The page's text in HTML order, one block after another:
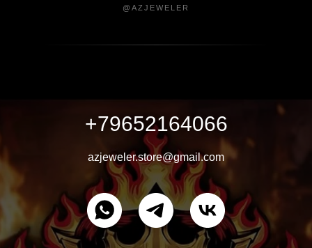
@AZJEWELER
+79652164066
azjeweler.store@gmail.com